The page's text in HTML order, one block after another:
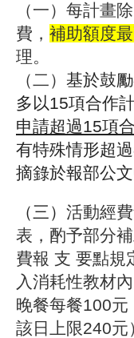
（一）每計畫
費， 補助額度
理。
（二） 基於鼓
多以15項合作
申請超過15項
有特殊情形超
摘錄於報部公文
（三） 活動經
表，酌予部分
費報 支 要點規
入消耗性教材
晚餐每餐100
該日上限240元